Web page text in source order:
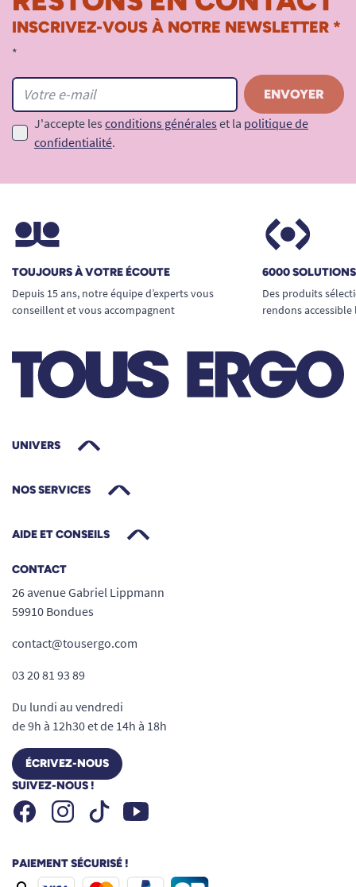
INSCRIVEZ-VOUS À NOTRE NEWSLETTER *
*
J'accepte les conditions générales et la politique de
confidentialité.
TOUJOURS À VOTRE ÉCOUTE
Depuis 15 ans, notre équipe d’experts vous
conseillent et vous accompagnent
6000
Des produits
rendons
UNIVERS
NOS SERVICES
AIDE ET CONSEILS
CONTACT
26 avenue Gabriel Lippmann
59910 Bondues
contact@tousergo.com
03 20 81 93 89
Du lundi au vendredi
de 9h à 12h30 et de 14h à 18h
ÉCRIVEZ-NOUS
SUIVEZ-NOUS !
FacebookInstagramTiktok Youtube
PAIEMENT SÉCURISÉ !